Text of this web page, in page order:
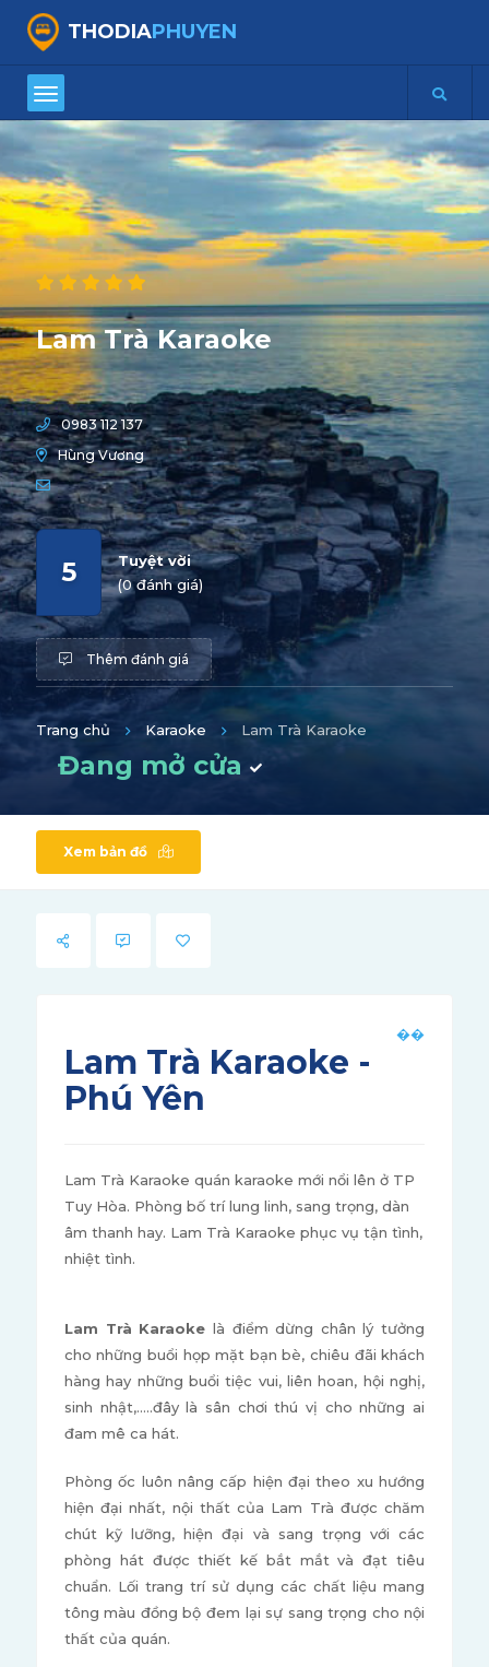
THODIAPHUYEN
Lam Trà Karaoke
0983 112 137
Hùng Vương
Tuyệt vời
(0 đánh giá)
5
Thêm đánh giá
Trang chủ Karaoke Lam Trà Karaoke
Đang mở cửa
Xem bản đồ
Lam Trà Karaoke -
Phú Yên
Lam Trà Karaoke quán karaoke mới nổi lên ở TP
Tuy Hòa. Phòng bố trí lung linh, sang trọng, dàn
âm thanh hay. Lam Trà Karaoke phục vụ tận tình,
nhiệt tình.
Lam Trà Karaoke là điểm dừng chân lý tưởng
cho những buổi họp mặt bạn bè, chiêu đãi khách
hàng hay những buổi tiệc vui, liên hoan, hội nghị,
sinh nhật,…..đây là sân chơi thú vị cho những ai
đam mê ca hát.
Phòng ốc luôn nâng cấp hiện đại theo xu hướng
hiện đại nhất, nội thất của Lam Trà được chăm
chút kỹ lưỡng, hiện đại và sang trọng với các
phòng hát được thiết kế bắt mắt và đạt tiêu
chuẩn. Lối trang trí sử dụng các chất liệu mang
tông màu đồng bộ đem lại sự sang trọng cho nội
thất của quán.